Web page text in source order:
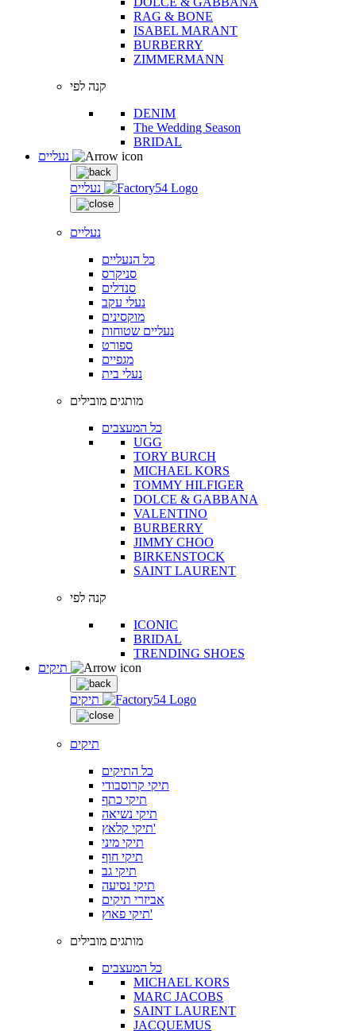
RAG & BONE
ISABEL MARANT
BURBERRY
ZIMMERMANN
קנה לפי
DENIM
The Wedding Season
BRIDAL
נעליים
נעליים
כל הנעליים
סניקרס
סנדלים
נעלי עקב
מוקסינים
נעליים שטוחות
ספורט
מגפיים
נעלי בית
מותגים מובילים
כל המעצבים
UGG
TORY BURCH
MICHAEL KORS
TOMMY HILFIGER
DOLCE & GABBANA
VALENTINO
BURBERRY
JIMMY CHOO
BIRKENSTOCK
SAINT LAURENT
קנה לפי
ICONIC
BRIDAL
TRENDING SHOES
תיקים
תיקים
כל התיקים
תיקי קרוסבודי
תיקי כתף
תיקי נשיאה
תיקי קלאץ'
תיקי מיני
תיקי חוף
תיקי גב
תיקי נסיעה
אביזרי תיקים
תיקי פאוץ'
מותגים מובילים
כל המעצבים
MICHAEL KORS
MARC JACOBS
SAINT LAURENT
JACQUEMUS